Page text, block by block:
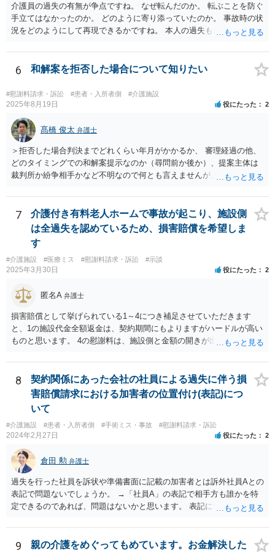
介護員の過失の有無が争点ですね。 なぜ転んだのか。 転ぶことを防ぐ
手立てはなかったのか。 どのように寄り添っていたのか。 事故時の状
況をどのようにして再現できるかですね。 本人の過失も多分に影響す
6 和解案を拒否した場合について知りたい
#慰謝料請求・訴訟 #患者・入所者側 #介護施設
2025年8月19日 役にたった 2
髙橋 俊太 弁護士
＞拒否した場合判決までどれくらい年月がかかるか、 審理経過の他、
どのタイミングでの和解案提示なのか（尋問前か後か）、提案主体は
裁判所か紛争相手かなど不明なので何とも言えませんが、通常は、結
がる可能性が高いか、 原告の主張立証により（一部）勝訴の心証を裁
判官が抱いており、その上での裁判所案であれば、下がる可能性は必
ずしも高くはないと思います。 ＞またこの段階で弁護士を変えること
は可能か 可能ではありますが、実益があるかどうかについては十分に
検討した方がよいでしょう。
7
介護付き有料老人ホームで事故が起こり、施設側
は全過失を認めているため、損害賠償を希望しま
す
#介護施設 #医療ミス #慰謝料請求・訴訟 #示談
2025年3月30日 役にたった 2
匿名A 弁護士
損害賠償として挙げられている1～4につき補足させていただきます
と、1の施設代金全額返金は、契約期間にもよりますがハードルが高い
ものと思います。 4の慰謝料は、施設側と金額の開きが出やすい部分
付添にかかる費用も請求額に含めるべきかと思います。
8
契約関係にあった会社の社員による過失に伴う損
害賠償請求における加害者の位置付け(表記)につ
いて
#介護施設 #患者・入所者側 #手術ミス・事故 #慰謝料請求・訴訟
2024年2月27日 役にたった 2
倉田 勲 弁護士
過失を行った社員を訴状や準備書面に記載の加害者とは訴外社員Aとの
表記で問題ないでしょうか。 →「社員A」の表記で相手方も誰かを特
定できるのであれば、問題はないかと思います。 表記について問題が
それに従ってください。
9
親の介護をめぐってもめています。お金解決した